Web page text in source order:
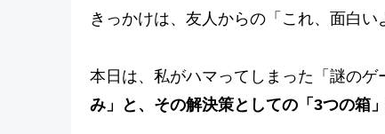
きっかけは、友人からの「これ、面白い
本日は、私がハマってしまった「謎の
み」と、その解決策としての「3つの箱